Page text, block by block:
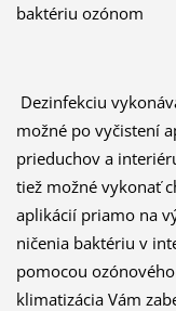
baktériu ozónom
Dezinfekciu
možné po vyčistení
prieduchov a
tiež možné vykonať
aplikácií priamo na
ničenia baktériu v
pomocou
klimatizácia Vám